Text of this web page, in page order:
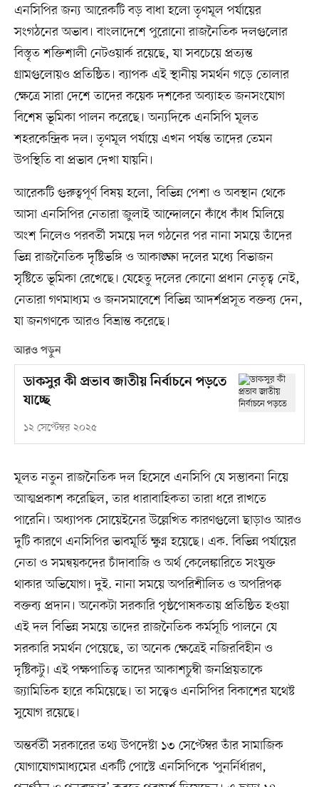
এনসিপির জন্য আরেকটি বড় বাধা হলো তৃণমূল পর্যায়ের
সংগঠনের অভাব। বাংলাদেশে পুরোনো রাজনৈতিক দলগুলোর
বিস্তৃত শক্তিশালী নেটওয়ার্ক রয়েছে, যা সবচেয়ে প্রত্যন্ত
গ্রামগুলোয়ও প্রতিষ্ঠিত। ব্যাপক এই স্থানীয় সমর্থন গড়ে তোলার
ক্ষেত্রে সারা দেশে তাদের কয়েক দশকের অব্যাহত জনসংযোগ
বিশেষ ভূমিকা পালন করেছে। অন্যদিকে এনসিপি মূলত
শহরকেন্দ্রিক দল। তৃণমূল পর্যায়ে এখন পর্যন্ত তাদের তেমন
উপস্থিতি বা প্রভাব দেখা যায়নি।
আরেকটি গুরুত্বপূর্ণ বিষয় হলো, বিভিন্ন পেশা ও অবস্থান থেকে
আসা এনসিপির নেতারা জুলাই আন্দোলনে কাঁধে কাঁধ মিলিয়ে
অংশ নিলেও পরবর্তী সময়ে দল গঠনের পর নানা সময়ে তাঁদের
ভিন্ন রাজনৈতিক দৃষ্টিভঙ্গি ও আকাঙ্ক্ষা দলের মধ্যে বিভাজন
সৃষ্টিতে ভূমিকা রেখেছে। যেহেতু দলের কোনো প্রধান নেতৃত্ব নেই,
নেতারা গণমাধ্যম ও জনসমাবেশে বিভিন্ন আদর্শপ্রসূত বক্তব্য দেন,
যা জনগণকে আরও বিভ্রান্ত করেছে।
আরও পড়ুন
ডাকসুর কী প্রভাব জাতীয় নির্বাচনে পড়তে
যাচ্ছে
১২ সেপ্টেম্বর ২০২৫
মূলত নতুন রাজনৈতিক দল হিসেবে এনসিপি যে সম্ভাবনা নিয়ে
আত্মপ্রকাশ করেছিল, তার ধারাবাহিকতা তারা ধরে রাখতে
পারেনি। অধ্যাপক সোয়েইনের উল্লেখিত কারণগুলো ছাড়াও আরও
দুটি কারণে এনসিপির ভাবমূর্তি ক্ষুণ্ন হয়েছে। এক. বিভিন্ন পর্যায়ের
নেতা ও সমন্বয়কদের চাঁদাবাজি ও অর্থ কেলেঙ্কারিতে সংযুক্ত
থাকার অভিযোগ। দুই. নানা সময়ে অপরিশীলিত ও অপরিপক্ব
বক্তব্য প্রদান। অনেকটা সরকারি পৃষ্ঠপোষকতায় প্রতিষ্ঠিত হওয়া
এই দল বিভিন্ন সময়ে তাদের রাজনৈতিক কর্মসূচি পালনে যে
সরকারি সমর্থন পেয়েছে, তা অনেক ক্ষেত্রেই নজিরবিহীন ও
দৃষ্টিকটু। এই পক্ষপাতিত্ব তাদের আকাশচুম্বী জনপ্রিয়তাকে
জ্যামিতিক হারে কমিয়েছে। তা সত্ত্বেও এনসিপির বিকাশের যথেষ্ট
সুযোগ রয়েছে।
অন্তর্বর্তী সরকারের তথ্য উপদেষ্টা ১৩ সেপ্টেম্বর তাঁর সামাজিক
যোগাযোগমাধ্যমের একটি পোস্টে এনসিপিকে ‘পুনর্নির্ধারণ,